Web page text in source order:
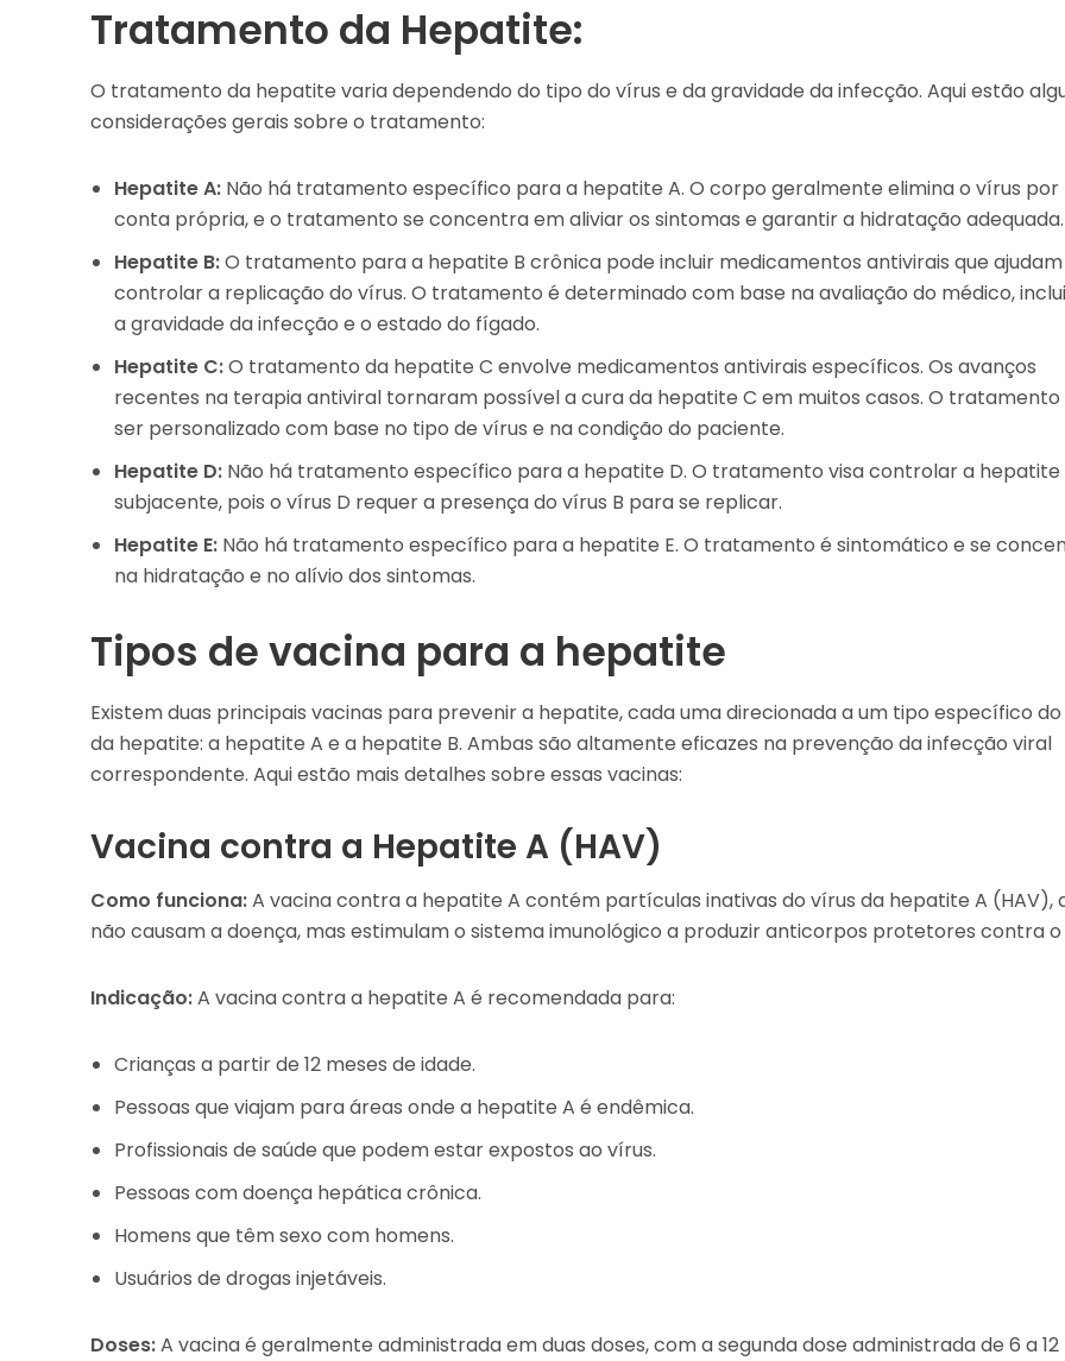
Tratamento da Hepatite:
O tratamento da hepatite varia dependendo do tipo do vírus e da gravidade da infecção. Aqui estão
considerações gerais sobre o tratamento:
Hepatite A: Não há tratamento específico para a hepatite A. O corpo geralmente elimina o vírus por
conta própria, e o tratamento se concentra em aliviar os sintomas e garantir a hidratação adequada.
Hepatite B:O tratamento para a hepatite B crônica pode incluir medicamentos antivirais que
controlar a replicação do vírus. O tratamento é determinado com base na avaliação do médico,
a gravidade da infecção e o estado do fígado.
Hepatite C:O tratamento da hepatite C envolve medicamentos antivirais específicos. Os avanços
recentes na terapia antiviral tornaram possível a cura da hepatite C em muitos casos. O tratamento
ser personalizado com base no tipo de vírus e na condição do paciente.
Hepatite D:Não há tratamento específico para a hepatite D. O tratamento visa controlar a hepatite
subjacente, pois o vírus D requer a presença do vírus B para se replicar.
Hepatite E:Não há tratamento específico para a hepatite E. O tratamento é sintomático e se
na hidratação e no alívio dos sintomas.
Tipos de vacina para a hepatite
Existem duas principais vacinas para prevenir a hepatite, cada uma direcionada a um tipo específico
da hepatite: a hepatite A e a hepatite B. Ambas são altamente eficazes na prevenção da infecção viral
correspondente. Aqui estão mais detalhes sobre essas vacinas:
Vacina contra a Hepatite A (HAV)
Como funciona:A vacina contra a hepatite A contém partículas inativas do vírus da hepatite A (HAV),
não causam a doença, mas estimulam o sistema imunológico a produzir anticorpos protetores contra o
Indicação:A vacina contra a hepatite A é recomendada para:
Crianças a partir de 12 meses de idade.
Pessoas que viajam para áreas onde a hepatite A é endêmica.
Profissionais de saúde que podem estar expostos ao vírus.
Pessoas com doença hepática crônica.
Homens que têm sexo com homens.
Usuários de drogas injetáveis.
Doses:A vacina é geralmente administrada em duas doses, com a segunda dose administrada de 6 a 12